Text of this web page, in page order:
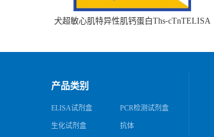
犬超敏心肌特异性肌钙蛋白Ths-cTnTELISA
产品类别
ELISA试剂盒 PCR检测试剂盒
生化试剂盒 抗体